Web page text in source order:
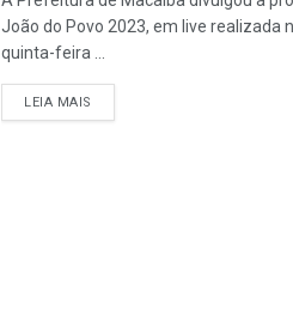
João do Povo 2023, em live realizada
quinta-feira ...
LEIA MAIS